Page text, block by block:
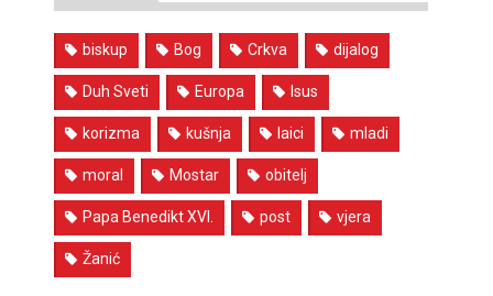
biskup Bog Crkva dijalog
Duh Sveti Europa Isus
korizma kušnja laici mladi
moral Mostar obitelj
Papa Benedikt XVI. post vjera
Žanić